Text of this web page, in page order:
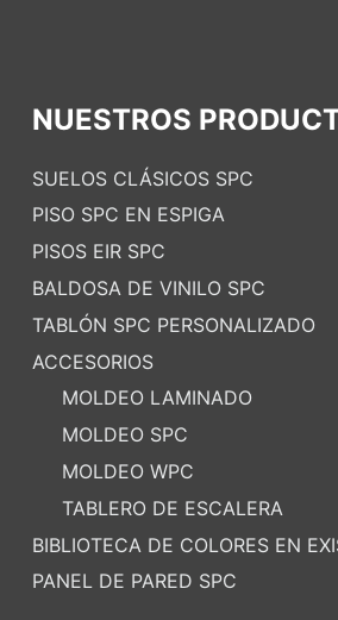
NUESTROS
SUELOS CLÁSICOS SPC
PISO SPC EN ESPIGA
PISOS EIR SPC
BALDOSA DE VINILO SPC
TABLÓN SPC PERSONALIZADO
ACCESORIOS
MOLDEO LAMINADO
MOLDEO SPC
MOLDEO WPC
TABLERO DE ESCALERA
BIBLIOTECA DE COLORES EN
PANEL DE PARED SPC